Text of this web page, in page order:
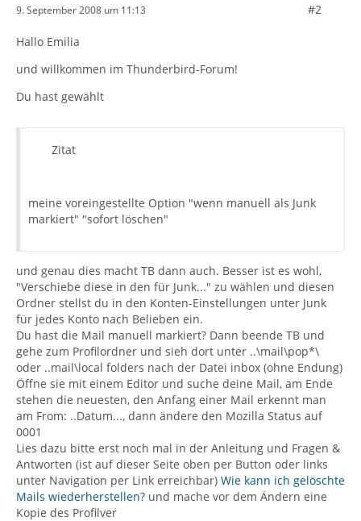
9. September 2008 um 11:13 #2
Hallo Emilia
und willkommen im Thunderbird-Forum!
Du hast gewählt
Zitat
meine voreingestellte Option "wenn manuell als Junk
markiert" "sofort löschen"
und genau dies macht TB dann auch. Besser ist es wohl,
"Verschiebe diese in den für Junk..." zu wählen und diesen
Ordner stellst du in den Konten-Einstellungen unter Junk
für jedes Konto nach Belieben ein.
Du hast die Mail manuell markiert? Dann beende TB und
gehe zum Profilordner und sieh dort unter ..\mail\pop*\
oder ..mail\local folders nach der Datei inbox (ohne Endung)
Öffne sie mit einem Editor und suche deine Mail, am Ende
stehen die neuesten, den Anfang einer Mail erkennt man
am From: ..Datum..., dann ändere den Mozilla Status auf
0001
Lies dazu bitte erst noch mal in der Anleitung und Fragen &
Antworten (ist auf dieser Seite oben per Button oder links
unter Navigation per Link erreichbar) Wie kann ich gelöschte
Mails wiederherstellen? und mache vor dem Ändern eine
Kopie des Profilver